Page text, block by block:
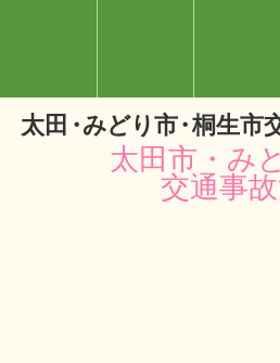
太田・みどり市・桐生市
太田市・み
交通事